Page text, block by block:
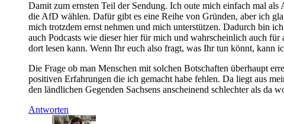
Damit zum ernsten Teil der Sendung. Ich oute mich einfach mal
die AfD wählen. Dafür gibt es eine Reihe von Gründen, aber ich
mich trotzdem ernst nehmen und mich unterstützen. Dadurch bin
auch Podcasts wie dieser hier für mich und wahrscheinlich auch
dort lesen kann. Wenn Ihr euch also fragt, was Ihr tun könnt, kann
Die Frage ob man Menschen mit solchen Botschaften überhaupt
positiven Erfahrungen die ich gemacht habe fehlen. Da liegt aus
den ländlichen Gegenden Sachsens anscheinend schlechter als da
Antworten